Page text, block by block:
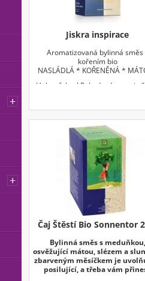
Jiskra inspirace
Aromatizovaná bylinná směs
kořením bio
NASLÁDLÁ * KOŘENĚNÁ *
Hokus fokus! Pokud máte pocit,
vám nový úhel pohledu a
nevídané obzory.
Složení je inspirováno
Hildegardy z Bingenu.
Čaj Štěstí Bio Sonnentor
Bylinná směs s meduňkou,
osvěžující mátou, slézem a
zbarveným měsíčkem je
posilující, a třeba vám